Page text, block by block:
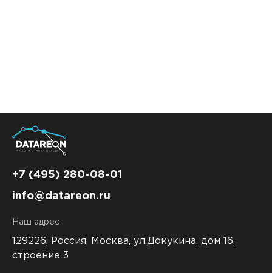
+7 (495) 280-08-01
info@datareon.ru
Наш адрес
129226, Россия, Москва, ул.Докукина, дом 16,
строение 3